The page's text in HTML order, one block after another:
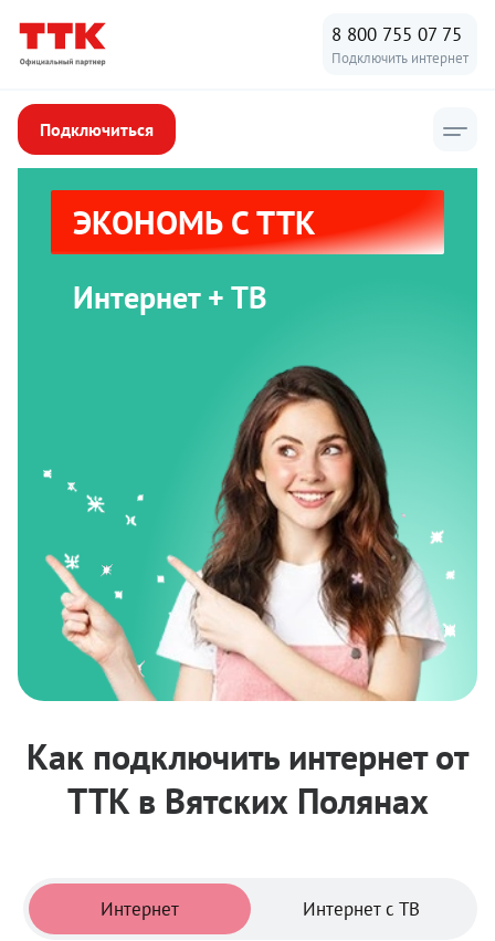
8 800 755 07 75
Подключить интернет
Подключиться
ЭКОНОМЬ С ТТК
Интернет + ТВ
Как подключить интернет от
ТТК в Вятских Полянах
Интернет Интернет с ТВ
Тарифы